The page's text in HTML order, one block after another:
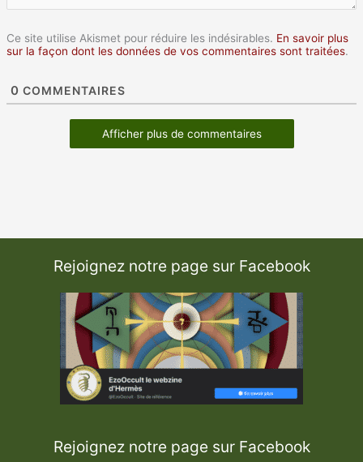
Ce site utilise Akismet pour réduire les indésirables. En savoir plus
sur la façon dont les données de vos commentaires sont traitées.
0 COMMENTAIRES
Afficher plus de commentaires
Rejoignez notre page sur Facebook
Rejoignez notre page sur Facebook